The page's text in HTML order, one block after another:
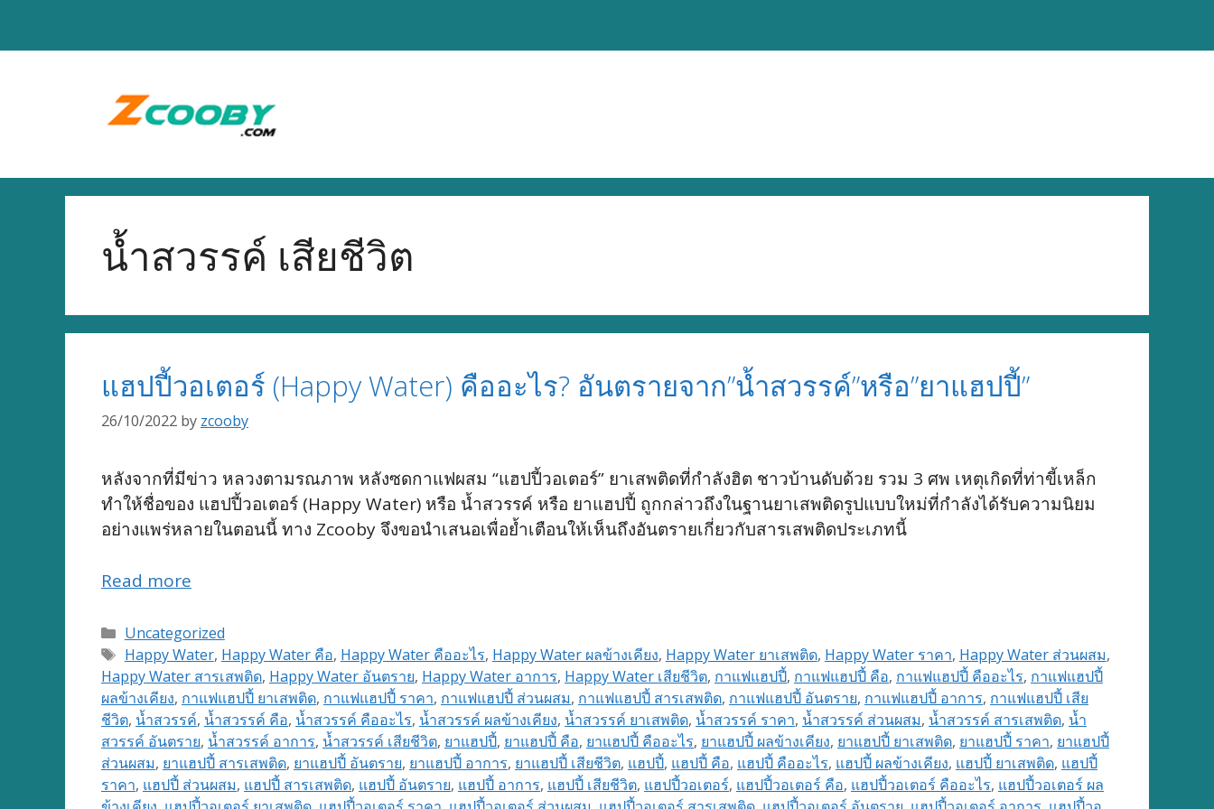
น้ำสวรรค์ เสียชีวิต
แฮปปี้วอเตอร์ (Happy Water) คืออะไร? อันตรายจาก”น้ำสวรรค์”หรือ”ยาแฮปปี้”
26/10/2022 by zcooby
หลังจากที่มีข่าว หลวงตามรณภาพ หลังซดกาแฟผสม “แฮปปี้วอเตอร์” ยาเสพติดที่กำลังฮิต ชาวบ้านดับด้วย รวม 3 ศพ เหตุเกิดที่ท่าขี้เหล็ก
ทำให้ชื่อของ แฮปปี้วอเตอร์ (Happy Water) หรือ น้ำสวรรค์ หรือ ยาแฮปปี้ ถูกกล่าวถึงในฐานยาเสพติดรูปแบบใหม่ที่กำลังได้รับความนิยม
อย่างแพร่หลายในตอนนี้ ทาง Zcooby จึงขอนำเสนอเพื่อย้ำเตือนให้เห็นถึงอันตรายเกี่ยวกับสารเสพติดประเภทนี้
Read more
Categories
Uncategorized
Tags
Happy Water, Happy Water คือ, Happy Water คืออะไร, Happy Water ผลข้างเคียง, Happy Water ยาเสพติด, Happy Water ราคา, Happy Water ส่วนผสม,
Happy Water สารเสพติด, Happy Water อันตราย, Happy Water อาการ, Happy Water เสียชีวิต, กาแฟแฮปปี้, กาแฟแฮปปี้ คือ, กาแฟแฮปปี้ คืออะไร, กาแฟแฮปปี้
ผลข้างเคียง, กาแฟแฮปปี้ ยาเสพติด, กาแฟแฮปปี้ ราคา, กาแฟแฮปปี้ ส่วนผสม, กาแฟแฮปปี้ สารเสพติด, กาแฟแฮปปี้ อันตราย, กาแฟแฮปปี้ อาการ, กาแฟแฮปปี้ เสีย
ชีวิต, น้ำสวรรค์, น้ำสวรรค์ คือ, น้ำสวรรค์ คืออะไร, น้ำสวรรค์ ผลข้างเคียง, น้ำสวรรค์ ยาเสพติด, น้ำสวรรค์ ราคา, น้ำสวรรค์ ส่วนผสม, น้ำสวรรค์ สารเสพติด, น้ำ
สวรรค์ อันตราย, น้ำสวรรค์ อาการ, น้ำสวรรค์ เสียชีวิต, ยาแฮปปี้, ยาแฮปปี้ คือ, ยาแฮปปี้ คืออะไร, ยาแฮปปี้ ผลข้างเคียง, ยาแฮปปี้ ยาเสพติด, ยาแฮปปี้ ราคา, ยาแฮปปี้
ส่วนผสม, ยาแฮปปี้ สารเสพติด, ยาแฮปปี้ อันตราย, ยาแฮปปี้ อาการ, ยาแฮปปี้ เสียชีวิต, แฮปปี้, แฮปปี้ คือ, แฮปปี้ คืออะไร, แฮปปี้ ผลข้างเคียง, แฮปปี้ ยาเสพติด, แฮปปี้
ราคา, แฮปปี้ ส่วนผสม, แฮปปี้ สารเสพติด, แฮปปี้ อันตราย, แฮปปี้ อาการ, แฮปปี้ เสียชีวิต, แฮปปี้วอเตอร์, แฮปปี้วอเตอร์ คือ, แฮปปี้วอเตอร์ คืออะไร, แฮปปี้วอเตอร์ ผล